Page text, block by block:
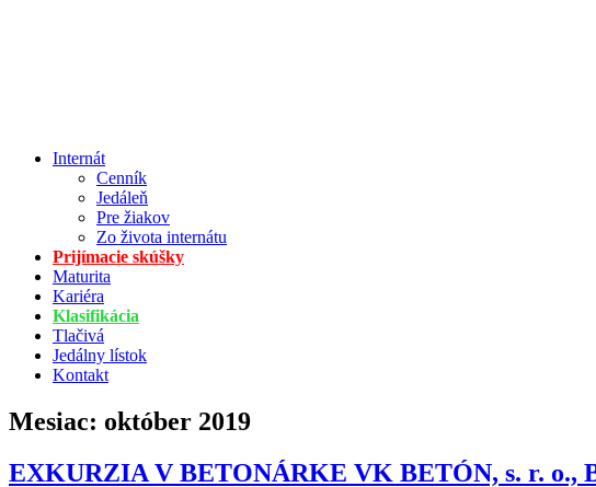
Internát
Cenník
Jedáleň
Pre žiakov
Zo života internátu
Prijímacie skúšky
Maturita
Kariéra
Klasifikácia
Tlačivá
Jedálny lístok
Kontakt
Mesiac: október 2019
EXKURZIA V BETONÁRKE VK BETÓN, s. r. o.,